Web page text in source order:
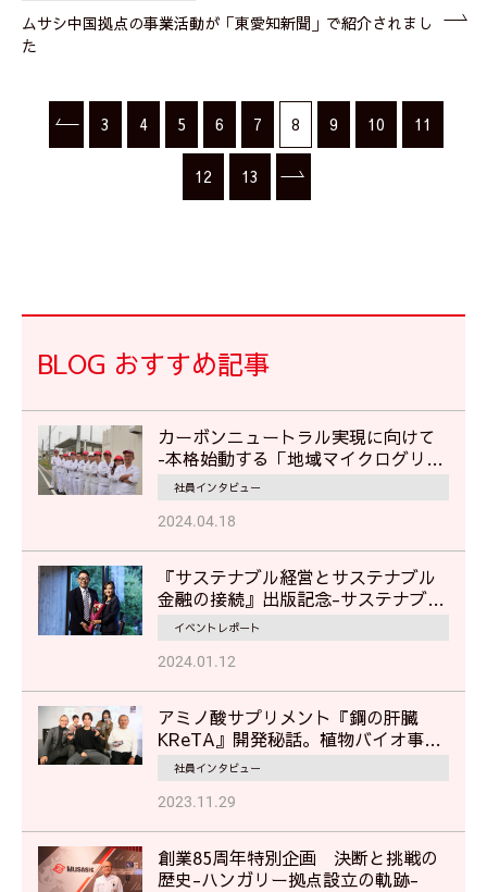
ムサシ中国拠点の事業活動が「東愛知新聞」で紹介されまし
た
3 4 5 6 7 8 9 10 11
12 13
BLOG おすすめ記事
カーボンニュートラル実現に向けて
‐本格始動する「地域マイクログリッ
ド」で地域の災害対応に貢献‐
社員インタビュー
2024.04.18
『サステナブル経営とサステナブル
金融の接続』出版記念-サステナブル
経営に見るムサシの挑戦-
イベントレポート
2024.01.12
アミノ酸サプリメント『鋼の肝臓
KReTA』開発秘話。植物バイオ事業
部担当者が語る"挑戦"のストーリー
社員インタビュー
2023.11.29
創業85周年特別企画 決断と挑戦の
歴史-ハンガリー拠点設立の軌跡-